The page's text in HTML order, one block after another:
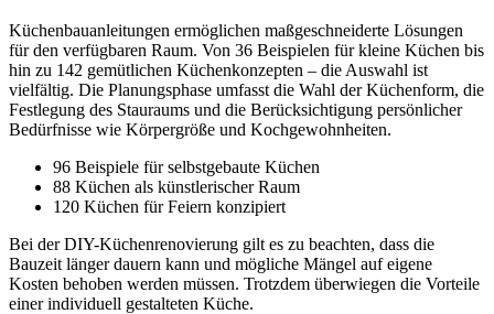
Küchenbauanleitungen ermöglichen maßgeschneiderte Lösungen
für den verfügbaren Raum. Von 36 Beispielen für kleine Küchen bis
hin zu 142 gemütlichen Küchenkonzepten – die Auswahl ist
vielfältig. Die Planungsphase umfasst die Wahl der Küchenform, die
Festlegung des Stauraums und die Berücksichtigung persönlicher
Bedürfnisse wie Körpergröße und Kochgewohnheiten.
96 Beispiele für selbstgebaute Küchen
88 Küchen als künstlerischer Raum
120 Küchen für Feiern konzipiert
Bei der DIY-Küchenrenovierung gilt es zu beachten, dass die
Bauzeit länger dauern kann und mögliche Mängel auf eigene
Kosten behoben werden müssen. Trotzdem überwiegen die Vorteile
einer individuell gestalteten Küche.